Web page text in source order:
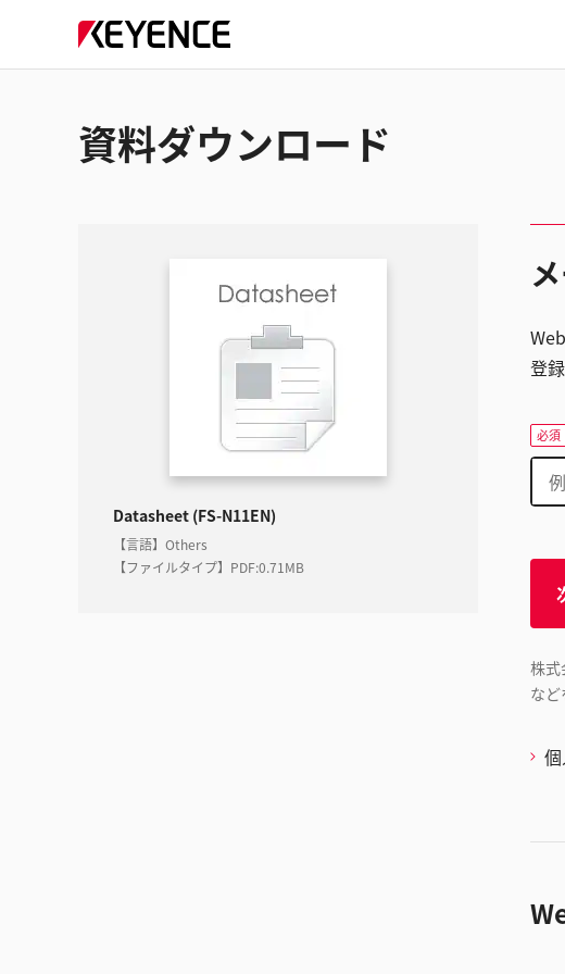
資料ダウンロード
Datasheet (FS-N11EN)
【言語】Others
【ファイルタイプ】PDF:0.71MB
登
必須
株式
など